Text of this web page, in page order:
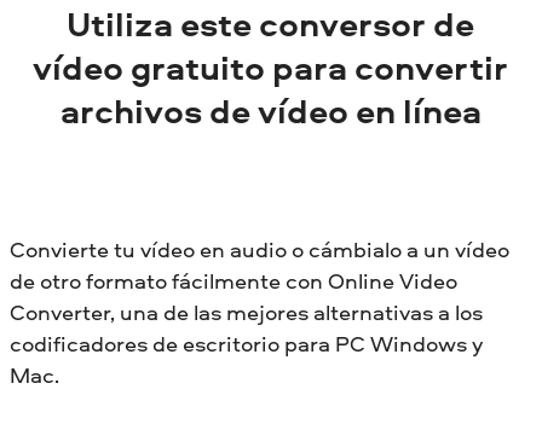
Utiliza este conversor de
vídeo gratuito para convertir
archivos de vídeo en línea
Convierte tu vídeo en audio o cámbialo a un vídeo
de otro formato fácilmente con Online Video
Converter, una de las mejores alternativas a los
codificadores de escritorio para PC Windows y
Mac.